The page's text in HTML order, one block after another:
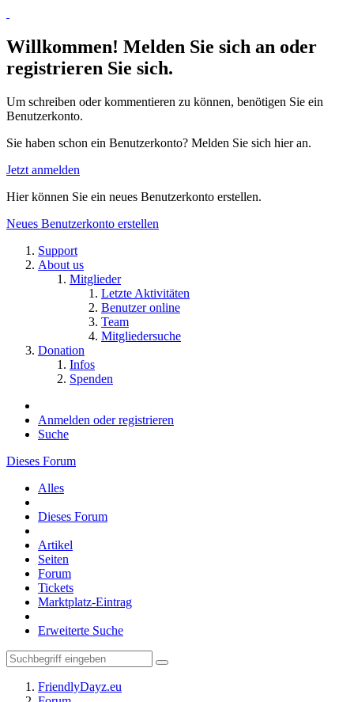
Willkommen! Melden Sie sich an oder
registrieren Sie sich.
Um schreiben oder kommentieren zu können, benötigen Sie ein
Benutzerkonto.
Sie haben schon ein Benutzerkonto? Melden Sie sich hier an.
Jetzt anmelden
Hier können Sie ein neues Benutzerkonto erstellen.
Neues Benutzerkonto erstellen
Support
About us
Mitglieder
Letzte Aktivitäten
Benutzer online
Team
Mitgliedersuche
Donation
Infos
Spenden
Anmelden oder registrieren
Suche
Dieses Forum
Alles
Dieses Forum
Artikel
Seiten
Forum
Tickets
Marktplatz-Eintrag
Erweiterte Suche
FriendlyDayz.eu